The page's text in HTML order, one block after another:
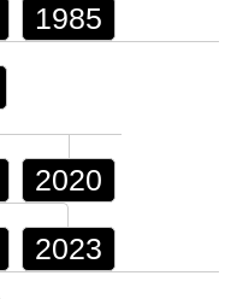
1985
2020
2023